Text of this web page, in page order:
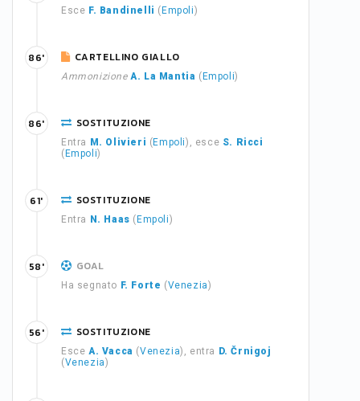
Esce F. Bandinelli ( Empoli)
CARTELLINO GIALLO
Ammonizione A. La Mantia ( Empoli)
86'
SOSTITUZIONE
Entra M. Olivieri ( Empoli), esce S. Ricci
( Empoli)
86'
SOSTITUZIONE
Entra N. Haas ( Empoli)
61'
GOAL
Ha segnato F. Forte (Venezia)
58'
SOSTITUZIONE
Esce A. Vacca (Venezia), entra
D. Črnigoj
(Venezia)
56'